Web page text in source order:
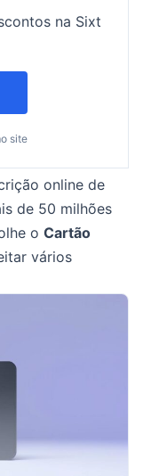
na Sixt
site
online de
de 50 milhões
o Cartão
vários